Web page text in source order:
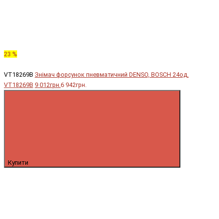
23 %
VT18269B Знімач форсунок пневматичний DENSO, BOSCH 24од.
VT18269B 9 012грн.6 942грн.
Купити